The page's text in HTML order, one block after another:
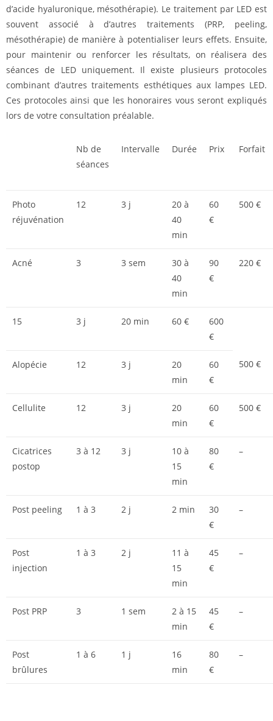
d’acide hyaluronique, mésothérapie). Le traitement par LED est
souvent associé à d’autres traitements (PRP, peeling,
mésothérapie) de manière à potentialiser leurs effets. Ensuite,
pour maintenir ou renforcer les résultats, on réalisera des
séances de LED uniquement. Il existe plusieurs protocoles
combinant d’autres traitements esthétiques aux lampes LED.
Ces protocoles ainsi que les honoraires vous seront expliqués
lors de votre consultation préalable.
Nb de
séances
Intervalle Durée Prix Forfait
Photo
réjuvénation
12 3 j
20 à
40
min
60
€
500 €
Acné 3 3 sem
30 à
40
min
90
€
220 €
15 3 j 20 min 60 €
600
€
Alopécie 12 3 j
20
min
60
€
500 €
Cellulite 12 3 j
20
min
60
€
500 €
Cicatrices
postop
3 à 12 3 j
10 à
15
min
80
€
–
Post peeling 1 à 3 2 j 2 min
30
€
–
Post
injection
1 à 3 2 j
11 à
15
min
45
€
–
Post PRP 3 1 sem
2 à 15
min
45
€
–
Post
brûlures
1 à 6 1 j
16
min
80
€
–